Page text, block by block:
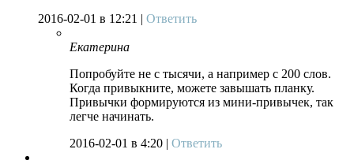
2016-02-01 в 12:21 | Ответить
Екатерина
Попробуйте не с тысячи, а например с 200 слов.
Когда привыкните, можете завышать планку.
Привычки формируются из мини-привычек, так
легче начинать.
2016-02-01 в 4:20 | Ответить